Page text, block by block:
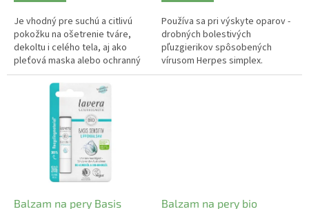
Je vhodný pre suchú a citlivú
pokožku na ošetrenie tváre,
dekoltu i celého tela, aj ako
pleťová maska ​​alebo ochranný
balzam na pery.
Používa sa pri výskyte oparov -
drobných bolestivých
pľuzgierikov spôsobených
vírusom Herpes simplex.
Balzam na pery Basis
Balzam na pery bio